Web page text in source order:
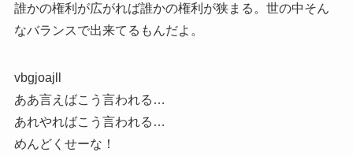
誰かの権利が広がれば誰かの権利が狭まる。世の中そん
なバランスで出来てるもんだよ。
vbgjoajll
ああ言えばこう言われる…
あれやればこう言われる…
めんどくせーな！